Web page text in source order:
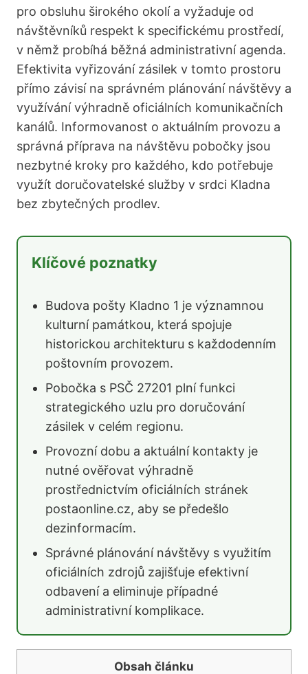
pro obsluhu širokého okolí a vyžaduje od
návštěvníků respekt k specifickému prostředí,
v němž probíhá běžná administrativní agenda.
Efektivita vyřizování zásilek v tomto prostoru
přímo závisí na správném plánování návštěvy a
využívání výhradně oficiálních komunikačních
kanálů. Informovanost o aktuálním provozu a
správná příprava na návštěvu pobočky jsou
nezbytné kroky pro každého, kdo potřebuje
využít doručovatelské služby v srdci Kladna
bez zbytečných prodlev.
Klíčové poznatky
Budova pošty Kladno 1 je významnou
kulturní památkou, která spojuje
historickou architekturu s každodenním
poštovním provozem.
Pobočka s PSČ 27201 plní funkci
strategického uzlu pro doručování
zásilek v celém regionu.
Provozní dobu a aktuální kontakty je
nutné ověřovat výhradně
prostřednictvím oficiálních stránek
postaonline.cz, aby se předešlo
dezinformacím.
Správné plánování návštěvy s využitím
oficiálních zdrojů zajišťuje efektivní
odbavení a eliminuje případné
administrativní komplikace.
Obsah článku